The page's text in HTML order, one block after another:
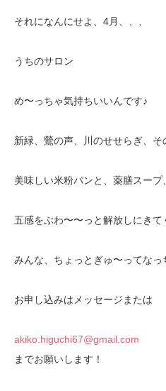
それになんにせよ、4月、、、
うちのサロン
め〜っちゃ気持ちいいんです♪
新緑、鶯の声、川のせせらぎ、そ
美味しい米粉パンと、薬膳スープ
五感をぶわ〜〜っと解放しにきて
みんな、ちょっとぎゅ〜ってなっ
お申し込みはメッセージまたは
akiko.higuchi67@gmail.com
までお願いします！